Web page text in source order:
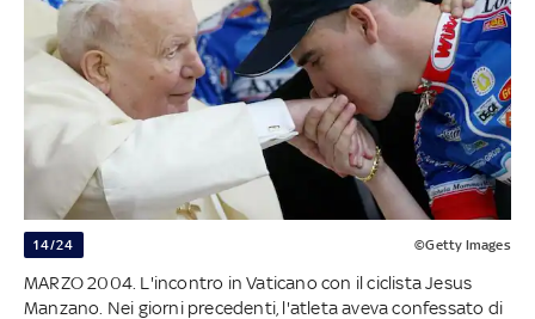
14/24 ©Getty Images
MARZO 2004. L'incontro in Vaticano con il ciclista Jesus
Manzano. Nei giorni precedenti, l'atleta aveva confessato di